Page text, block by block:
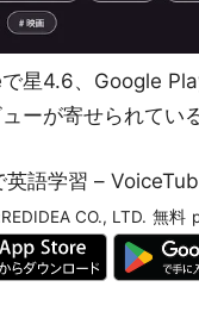
星4.6、Google
ーが寄せられてい
英語学習 –
REDIDEA CO., LTD. 無料